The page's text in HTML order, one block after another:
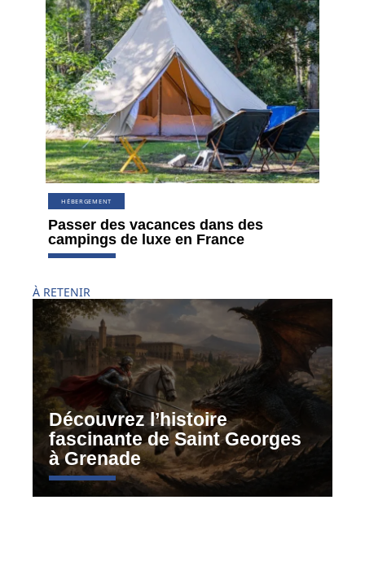
HÉBERGEMENT
Passer des vacances dans des
campings de luxe en France
À RETENIR
Découvrez l’histoire
fascinante de Saint Georges
à Grenade